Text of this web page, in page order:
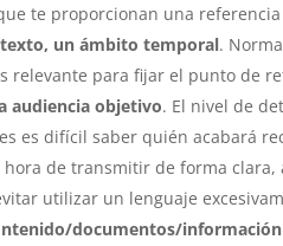
te proporcionan una
un ámbito temporal.
relevante para fijar el punto de
audiencia objetivo. El nivel de
es difícil saber quién acabará
de transmitir de forma
utilizar un lenguaje
documentos/información